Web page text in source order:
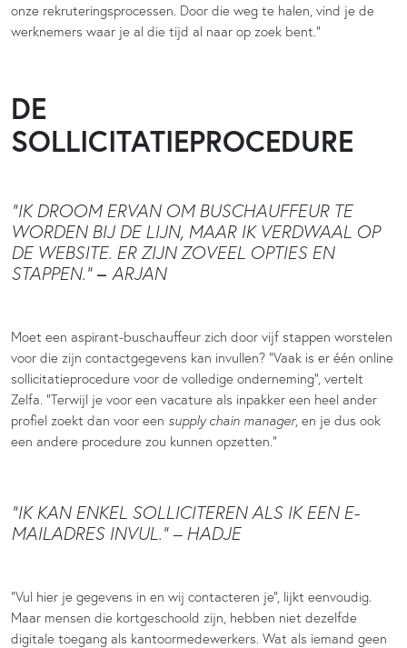
onze rekruteringsprocessen. Door die weg te halen, vind je de
werknemers waar je al die tijd al naar op zoek bent.”
DE
SOLLICITATIEPROCEDURE
“IK DROOM ERVAN OM BUSCHAUFFEUR TE
WORDEN BIJ DE LIJN, MAAR IK VERDWAAL OP
DE WEBSITE. ER ZIJN ZOVEEL OPTIES EN
STAPPEN.”– ARJAN
Moet een aspirant-buschauffeur zich door vijf stappen worstelen
voor die zijn contactgegevens kan invullen? “Vaak is er één online
sollicitatieprocedure voor de volledige onderneming”, vertelt
Zelfa. “Terwijl je voor een vacature als inpakker een heel ander
profiel zoekt dan voor een supply chain manager, en je dus ook
een andere procedure zou kunnen opzetten.”
“IK KAN ENKEL SOLLICITEREN ALS IK EEN E-
MAILADRES INVUL.” – HADJE
“Vul hier je gegevens in en wij contacteren je”, lijkt eenvoudig.
Maar mensen die kortgeschoold zijn, hebben niet dezelfde
digitale toegang als kantoormedewerkers. Wat als iemand geen